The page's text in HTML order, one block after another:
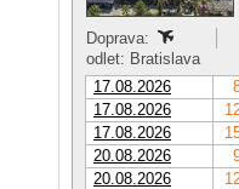
Doprava:
odlet: Bratislava
17.08.2026
17.08.2026
17.08.2026
20.08.2026
20.08.2026